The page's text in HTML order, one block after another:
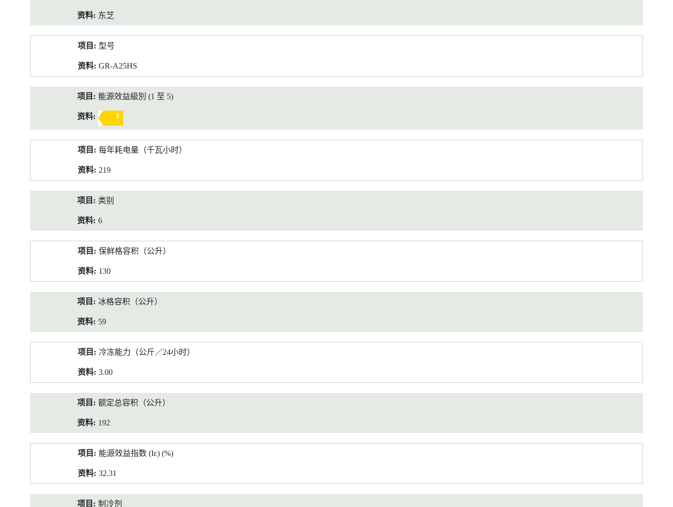
东芝
型号
GR-A25HS
能源效益級別 (1 至 5)
3
每年耗电量（千瓦小时）
219
类别
6
保鲜格容积（公升）
130
冰格容积（公升）
59
冷冻能力（公斤／24小时）
3.00
额定总容积（公升）
192
能源效益指数 (Iε) (%)
32.31
制冷剂